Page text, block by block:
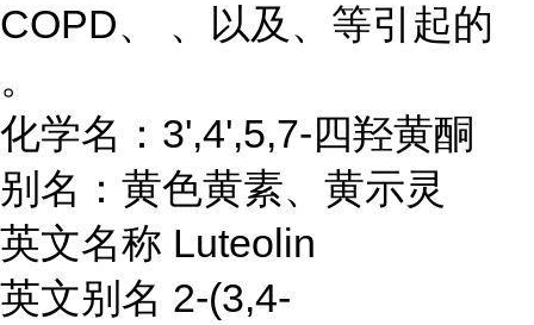
COPD、 、以及、等引起的
。
化学名：3',4',5,7-四羟黄酮
别名：黄色黄素、黄示灵
英文名称 Luteolin
英文别名 2-(3,4-